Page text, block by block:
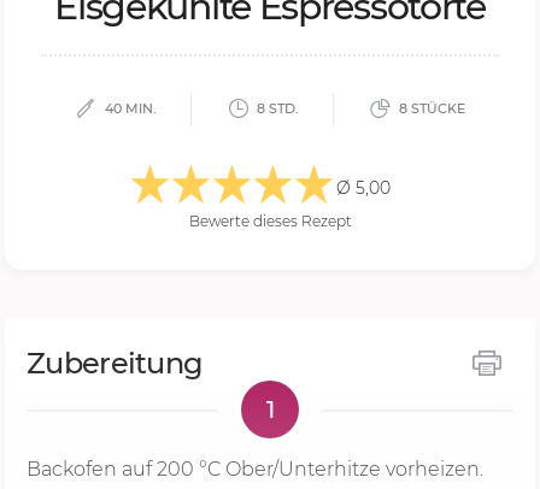
40 MIN. 8 STD. 8 STÜCKE
Ø 5,00
Bewerte dieses Rezept
Zubereitung
1
Backofen auf200 °C Ober­/Unterhitze vorheizen.